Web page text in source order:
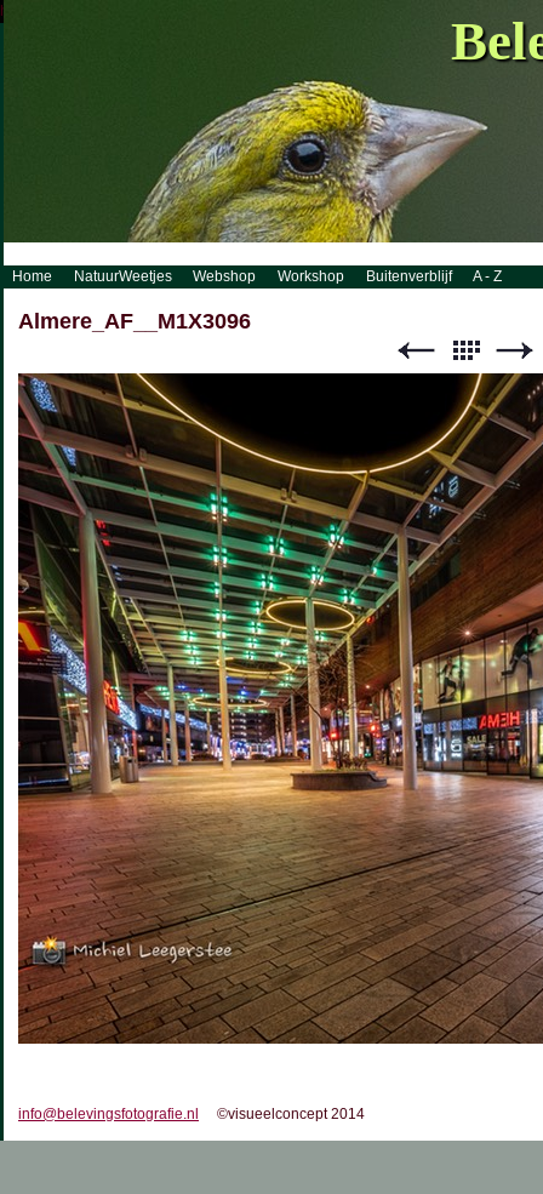
http://www.visueelconcept.nl/sitemap.xml.gz
Home NatuurWeetjes Webshop Workshop Buitenverblijf A - Z
Almere_AF__M1X3096
info@belevingsfotografie.nl ©visueelconcept 2014